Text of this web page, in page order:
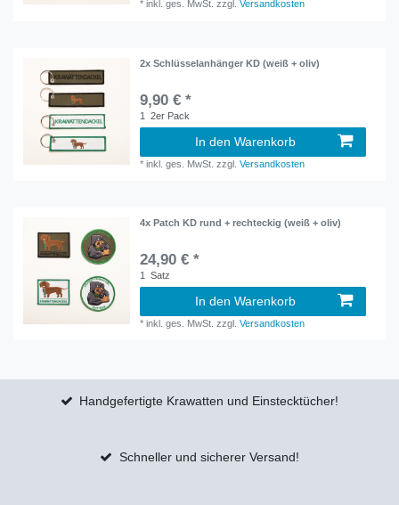
*inkl. ges. MwSt. zzgl.Versandkosten
2x Schlüsselanhänger KD (weiß + oliv)
9,90 € *
1 2er Pack
In den Warenkorb
*inkl. ges. MwSt. zzgl.Versandkosten
4x Patch KD rund + rechteckig (weiß + oliv)
24,90 € *
1 Satz
In den Warenkorb
*inkl. ges. MwSt. zzgl.Versandkosten
Handgefertigte Krawatten und Einstecktücher!
Schneller und sicherer Versand!